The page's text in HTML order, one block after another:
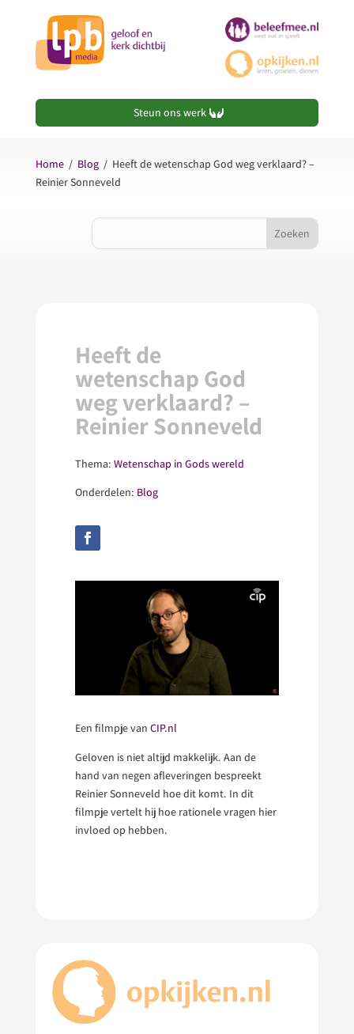
Steun ons werk
Home/ Blog/ Heeft de wetenschap God weg verklaard? –
Reinier Sonneveld
Heeft de
wetenschap God
weg verklaard? –
Reinier Sonneveld
Thema: Wetenschap in Gods wereld
Onderdelen: Blog
Een filmpje van CIP.nl
Geloven is niet altijd makkelijk. Aan de
hand van negen afleveringen bespreekt
Reinier Sonneveld hoe dit komt. In dit
filmpje vertelt hij hoe rationele vragen hier
invloed op hebben.